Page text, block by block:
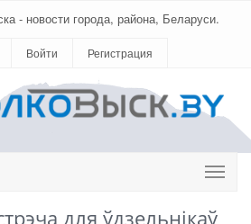
- новости города, района, Беларуси.
Войти Регистрация
для ўдзельнікаў